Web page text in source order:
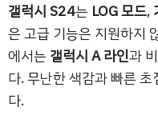
갤럭시 S24는 LOG 모드,
은 고급 기능은 지원하지
에서는 갤럭시 A 라인과
다. 무난한 색감과 빠른
다.